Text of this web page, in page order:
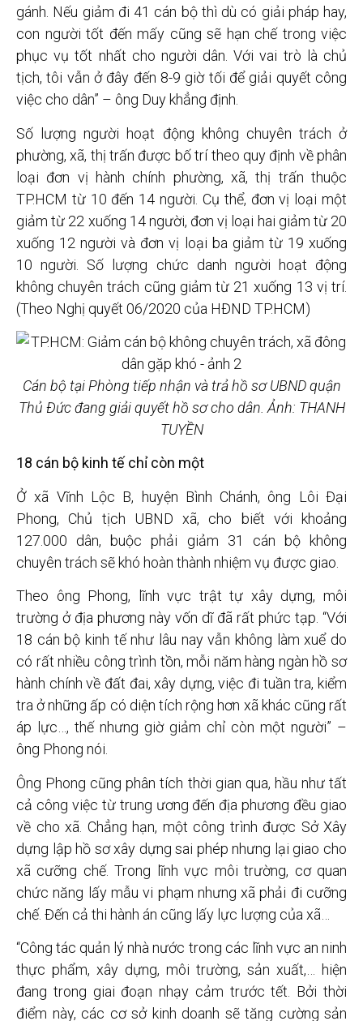
gánh. Nếu giảm đi 41 cán bộ thì dù có giải pháp hay,
con người tốt đến mấy cũng sẽ hạn chế trong việc
phục vụ tốt nhất cho người dân. Với vai trò là chủ
tịch, tôi vẫn ở đây đến 8-9 giờ tối để giải quyết công
việc cho dân” – ông Duy khẳng định.
Số lượng người hoạt động không chuyên trách ở
phường, xã, thị trấn được bố trí theo quy định về phân
loại đơn vị hành chính phường, xã, thị trấn thuộc
TP.HCM từ 10 đến 14 người. Cụ thể, đơn vị loại một
giảm từ 22 xuống 14 người, đơn vị loại hai giảm từ 20
xuống 12 người và đơn vị loại ba giảm từ 19 xuống
10 người. Số lượng chức danh người hoạt động
không chuyên trách cũng giảm từ 21 xuống 13 vị trí.
(Theo Nghị quyết 06/2020 của HĐND TP.HCM)
Cán bộ tại Phòng tiếp nhận và trả hồ sơ UBND quận
Thủ Đức đang giải quyết hồ sơ cho dân. Ảnh: THANH
TUYỀN
18 cán bộ kinh tế chỉ còn một
Ở xã Vĩnh Lộc B, huyện Bình Chánh, ông Lôi Đại
Phong, Chủ tịch UBND xã, cho biết với khoảng
127.000 dân, buộc phải giảm 31 cán bộ không
chuyên trách sẽ khó hoàn thành nhiệm vụ được giao.
Theo ông Phong, lĩnh vực trật tự xây dựng, môi
trường ở địa phương này vốn dĩ đã rất phức tạp. “Với
18 cán bộ kinh tế như lâu nay vẫn không làm xuể do
có rất nhiều công trình tồn, mỗi năm hàng ngàn hồ sơ
hành chính về đất đai, xây dựng, việc đi tuần tra, kiểm
tra ở những ấp có diện tích rộng hơn xã khác cũng rất
áp lực…, thế nhưng giờ giảm chỉ còn một người” –
ông Phong nói.
Ông Phong cũng phân tích thời gian qua, hầu như tất
cả công việc từ trung ương đến địa phương đều giao
về cho xã. Chẳng hạn, một công trình được Sở Xây
dựng lập hồ sơ xây dựng sai phép nhưng lại giao cho
xã cưỡng chế. Trong lĩnh vực môi trường, cơ quan
chức năng lấy mẫu vi phạm nhưng xã phải đi cưỡng
chế. Đến cả thi hành án cũng lấy lực lượng của xã…
“Công tác quản lý nhà nước trong các lĩnh vực an ninh
thực phẩm, xây dựng, môi trường, sản xuất,… hiện
đang trong giai đoạn nhạy cảm trước tết. Bởi thời
điểm này, các cơ sở kinh doanh sẽ tăng cường sản